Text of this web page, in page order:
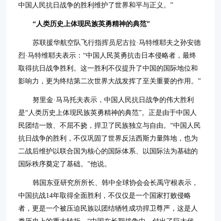
中国人民抗日战争的胜利维护了世界和平与正义。”
“人类历史上体现民族英勇精神的典范”
苏联援华航空队飞行指挥员尼古拉·马特维耶夫之孙安德
烈·马特维耶夫表示：“中国人民英勇抗击日本侵略者，最终
取得抗日战争胜利。这一胜利不仅提升了中国的国际地位和
影响力，更为终结第二次世界大战发挥了至关重要的作用。”
努里金·马马托夫表示，中国人民抗日战争的伟大胜利
是“人类历史上体现民族英勇精神的典范”。正是由于中国人
民团结一致、不屈不挠，捍卫了民族独立与自由。“中国人民
抗日战争的胜利，不仅巩固了世界反法西斯力量阵地，也为
二战后维护以联合国为核心的国际体系、以国际法为基础的
国际秩序奠定了基础。”他说。
韩国东亚研究所所长、韩中全球协会会长禹守根表示，
中国抗战14年取得全面胜利，不仅仅是一个国家打败侵略
者，更是一个被压迫民族以团结牺牲成功捍卫尊严，这是人